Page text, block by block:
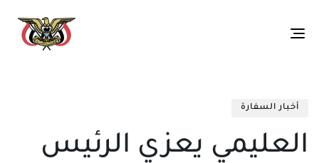
Toggle
أخبار السفارة
العليمي يعزي الرئيس